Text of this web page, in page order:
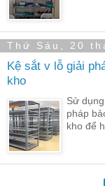
Thứ Sáu, 20
Kệ sắt v lỗ giải
kho
Sử
pháp
kho để